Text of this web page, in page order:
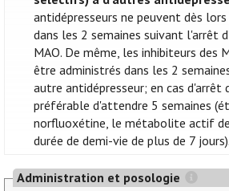
antidépresseurs ne peuvent dès
dans les 2 semaines suivant l'arrêt
MAO. De même, les inhibiteurs des
être administrés dans les 2
autre antidépresseur; en cas
préférable d'attendre 5 semaines
norfluoxétine, le métabolite actif
durée de demi-vie de plus de 7 jours).
Administration et posologie